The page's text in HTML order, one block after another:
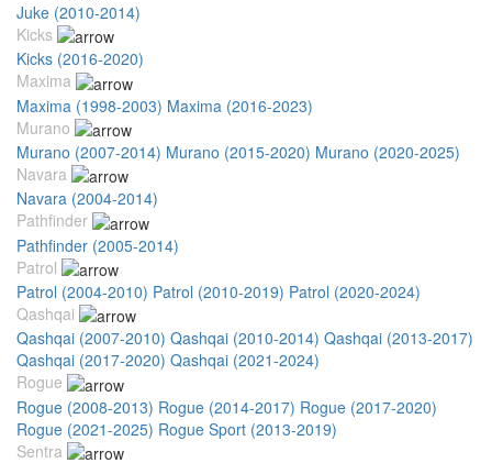
Juke (2010-2014)
Kicks
Kicks (2016-2020)
Maxima
Maxima (1998-2003) Maxima (2016-2023)
Murano
Murano (2007-2014) Murano (2015-2020) Murano (2020-2025)
Navara
Navara (2004-2014)
Pathfinder
Pathfinder (2005-2014)
Patrol
Patrol (2004-2010) Patrol (2010-2019) Patrol (2020-2024)
Qashqai
Qashqai (2007-2010) Qashqai (2010-2014) Qashqai (2013-2017)
Qashqai (2017-2020) Qashqai (2021-2024)
Rogue
Rogue (2008-2013) Rogue (2014-2017) Rogue (2017-2020)
Rogue (2021-2025) Rogue Sport (2013-2019)
Sentra